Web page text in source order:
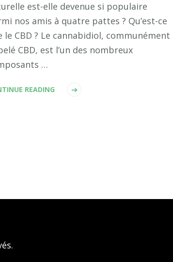
est-elle devenue si populaire
nos amis à quatre pattes ? Qu’est-ce
le CBD ? Le cannabidiol, communément
CBD, est l’un des nombreux
…
READING